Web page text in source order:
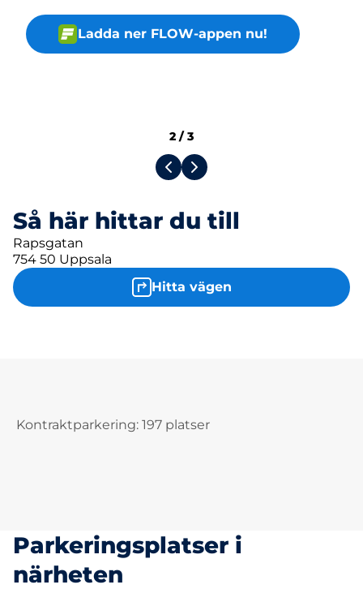
Ladda ner FLOW-appen nu!
Så här hittar du till
Rapsgatan
754 50 Uppsala
Hitta vägen
2 /3
Kontraktparkering: 197 platser
Parkeringsplatser i
närheten